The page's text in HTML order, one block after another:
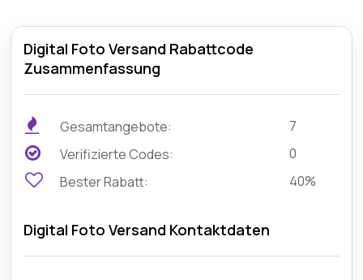
Digital Foto Versand Rabattcode
Zusammenfassung
Gesamtangebote:
7
Verifizierte Codes:
0
Bester Rabatt:
40%
Digital Foto Versand Kontaktdaten